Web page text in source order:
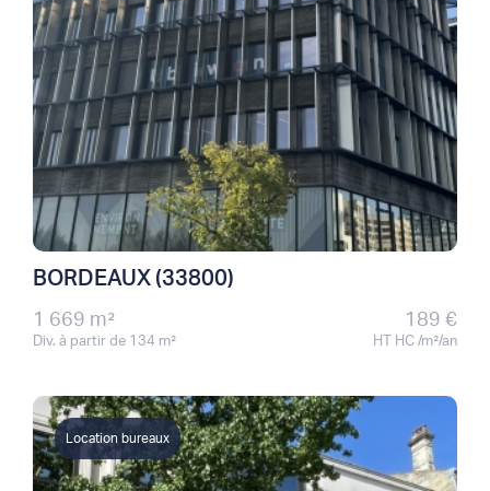
BORDEAUX (33800)
1 669 m²
Div. à partir de 134 m²
189 €
HT HC /m²/an
Location bureaux